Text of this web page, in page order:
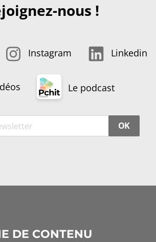
nous !
Instagram Linkedin
Le podcast
OK
DE CONTENU